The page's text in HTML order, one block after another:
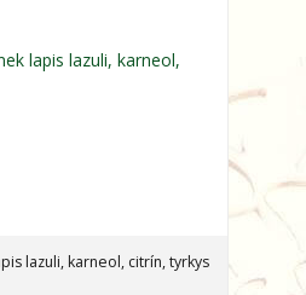
lazuli, karneol, citrín, tyrkys